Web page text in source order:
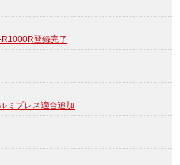
登録完了
ミプレス適合追加